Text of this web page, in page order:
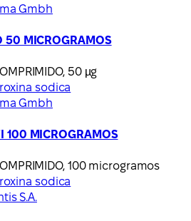
Gmbh
50 MICROGRAMOS
50 µg
sodica
Gmbh
100 MICROGRAMOS
100 microgramos
sodica
S.A.